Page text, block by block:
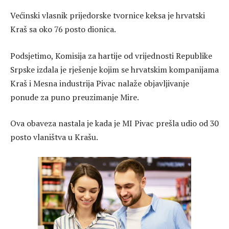
Većinski vlasnik prijedorske tvornice keksa je hrvatski
Kraš sa oko 76 posto dionica.
Podsjetimo, Komisija za hartije od vrijednosti Republike
Srpske izdala je rješenje kojim se hrvatskim kompanijama
Kraš i Mesna industrija Pivac nalaže objavljivanje
ponude za puno preuzimanje Mire.
Ova obaveza nastala je kada je MI Pivac prešla udio od 30
posto vlaništva u Krašu.